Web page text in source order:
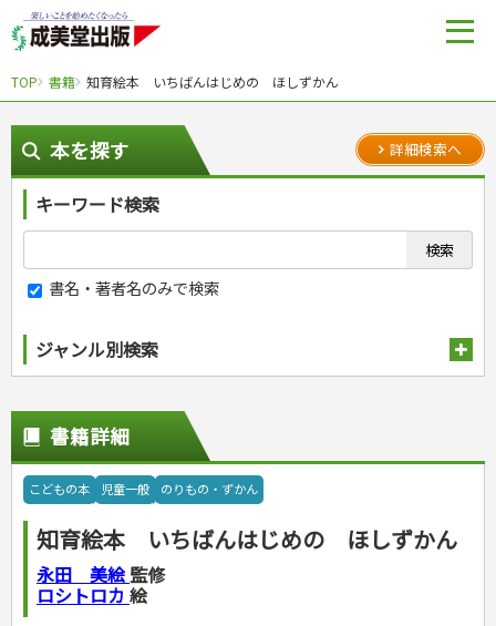
TOP 書籍 知育絵本 いちばんはじめの ほしずかん
本を探す 詳細検索へ
キーワード検索
書名・著者名のみで検索
ジャンル別検索
スポーツ
スポーツルール
野球
ゴルフ
ジュニアスポーツ
その他スポーツ
自然・アウトドア・ペット
アウトドア
犬・猫
園芸・野菜づくり
雑学
娯楽・ゲーム・占い
ナンプレ
ゲーム・マジック
家相・風水・占い
カルチャー・芸術・趣味
音楽・楽器
趣味・鑑賞・カメラ
絵画・デッサン
辞典
語学・旅行会話
運転免許
原付・二輪
普通免許
生活・暮らし
料理
料理・レシピ
各国料理
お弁当
健康メニュー・ダイエット
調理器具クッキング
手芸・クラフト
ソーイング
クラフト
インテリア・ハウジング
収納・掃除・暮らし
美容・ファッション
ダイエット・エクササイズ
メイク・ネイル・ヘア
着物・着つけ
冠婚葬祭・手紙・ペン字
冠婚葬祭・スピーチ・マナー
手紙・ペン字
妊娠・出産・育児
妊娠・出産・育児
健康と保育
家庭医学・健康
ツボ・マッサージ
家庭医学・病気
健康知識
栄養事典
看護・介護
看護一般
介護一般
保育・教育
パネルシアター
指導マニュアル
こどもの本
児童一般
おりがみ・あやとり
なぞなぞ・ゲーム
学参・ドリル
夏休みドリル
就職活動
就職活動
就職試験
資格試験
書籍詳細
こどもの本 児童一般 のりもの・ずかん
知育絵本 いちばんはじめの ほしずかん
永田 美絵監修
ロシトロカ 絵